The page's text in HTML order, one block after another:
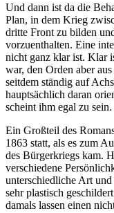
Und dann ist da die
Plan, in dem Krieg
dritte Front zu bilden
vorzuenthalten. Eine
nicht ganz klar ist. Klar
war, den Orden aber
seitdem ständig auf
hauptsächlich daran
scheint ihm egal zu sein.
Ein Großteil des
1863 statt, als es zum
des Bürgerkriegs kam.
verschiedene
unterschiedliche Art
sehr plastisch
damals lassen einen